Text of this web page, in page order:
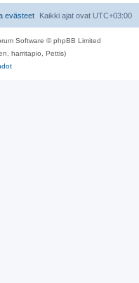
Kaikki ajat ovat UTC+03:00
evästeet
Software © phpBB Limited
harritapio, Pettis)